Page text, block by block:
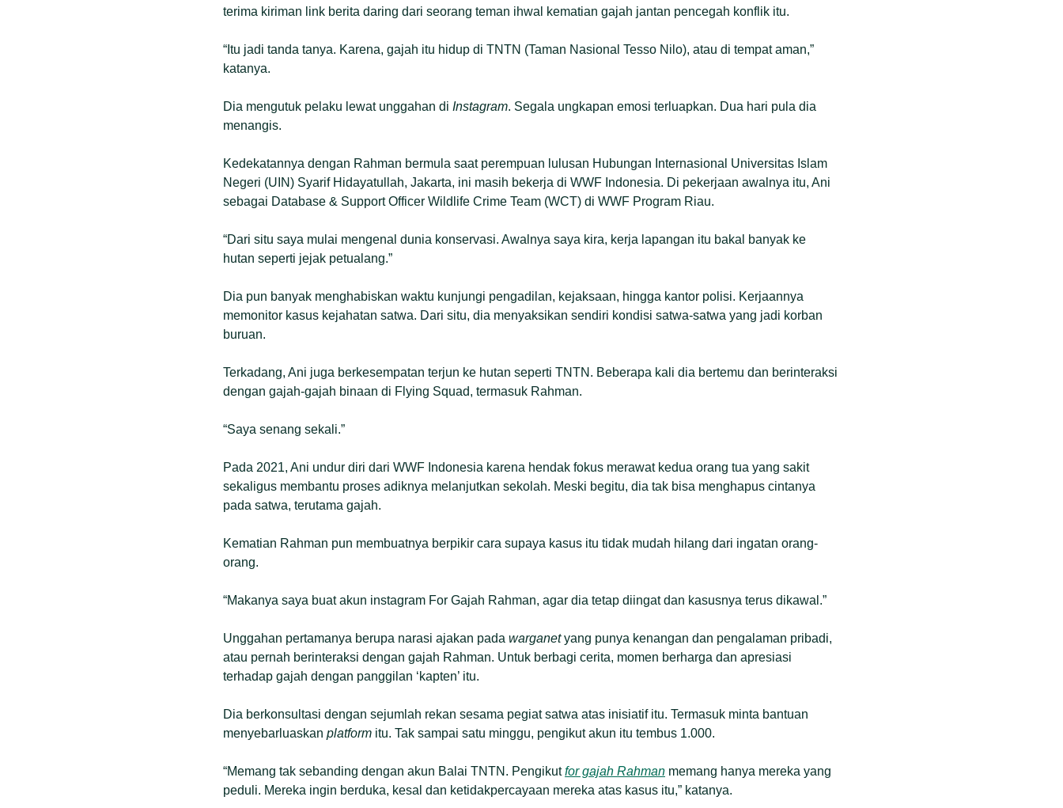
terima kiriman link berita daring dari seorang teman ihwal kematian gajah jantan pencegah konflik itu.
“Itu jadi tanda tanya. Karena, gajah itu hidup di TNTN (Taman Nasional Tesso Nilo), atau di tempat aman,”
katanya.
Dia mengutuk pelaku lewat unggahan di Instagram. Segala ungkapan emosi terluapkan. Dua hari pula dia
menangis.
Kedekatannya dengan Rahman bermula saat perempuan lulusan Hubungan Internasional Universitas Islam
Negeri (UIN) Syarif Hidayatullah, Jakarta, ini masih bekerja di WWF Indonesia. Di pekerjaan awalnya itu, Ani
sebagai Database & Support Officer Wildlife Crime Team (WCT) di WWF Program Riau.
“Dari situ saya mulai mengenal dunia konservasi. Awalnya saya kira, kerja lapangan itu bakal banyak ke
hutan seperti jejak petualang.”
Dia pun banyak menghabiskan waktu kunjungi pengadilan, kejaksaan, hingga kantor polisi. Kerjaannya
memonitor kasus kejahatan satwa. Dari situ, dia menyaksikan sendiri kondisi satwa-satwa yang jadi korban
buruan.
Terkadang, Ani juga berkesempatan terjun ke hutan seperti TNTN. Beberapa kali dia bertemu dan berinteraksi
dengan gajah-gajah binaan di Flying Squad, termasuk Rahman.
“Saya senang sekali.”
Pada 2021, Ani undur diri dari WWF Indonesia karena hendak fokus merawat kedua orang tua yang sakit
sekaligus membantu proses adiknya melanjutkan sekolah. Meski begitu, dia tak bisa menghapus cintanya
pada satwa, terutama gajah.
Kematian Rahman pun membuatnya berpikir cara supaya kasus itu tidak mudah hilang dari ingatan orang-
orang.
“Makanya saya buat akun instagram For Gajah Rahman, agar dia tetap diingat dan kasusnya terus dikawal.”
Unggahan pertamanya berupa narasi ajakan pada warganetyang punya kenangan dan pengalaman pribadi,
atau pernah berinteraksi dengan gajah Rahman. Untuk berbagi cerita, momen berharga dan apresiasi
terhadap gajah dengan panggilan ‘kapten’ itu.
Dia berkonsultasi dengan sejumlah rekan sesama pegiat satwa atas inisiatif itu. Termasuk minta bantuan
menyebarluaskan platform itu. Tak sampai satu minggu, pengikut akun itu tembus 1.000.
“Memang tak sebanding dengan akun Balai TNTN. Pengikutfor gajah Rahman memang hanya mereka yang
peduli. Mereka ingin berduka, kesal dan ketidakpercayaan mereka atas kasus itu,” katanya.